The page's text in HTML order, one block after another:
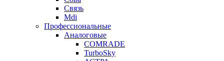
Связь
Mdi
Профессиональные
Аналоговые
COMRADE
TurboSky